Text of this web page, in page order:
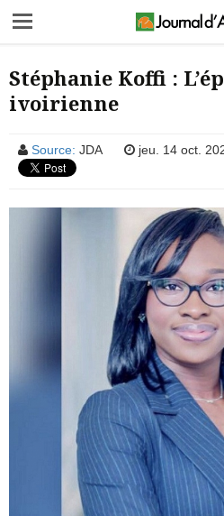
Stéphanie Koffi :
ivoirienne
Source: JDA jeu. 14 oct.